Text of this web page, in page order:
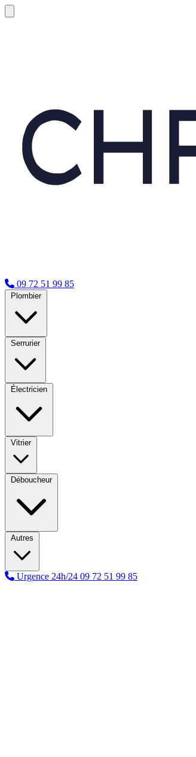
09 72 51 99 85
Plombier
Serrurier
Électricien
Vitrier
Déboucheur
Autres
Urgence 24h/24 09 72 51 99 85